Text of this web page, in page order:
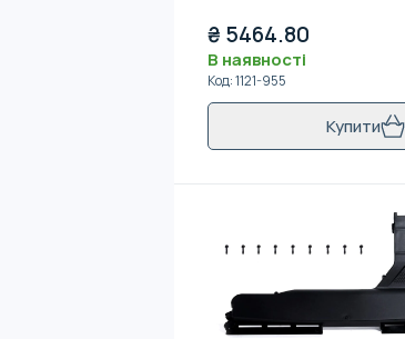
₴ 5464.80
В наявності
Код:1121-955
Купити